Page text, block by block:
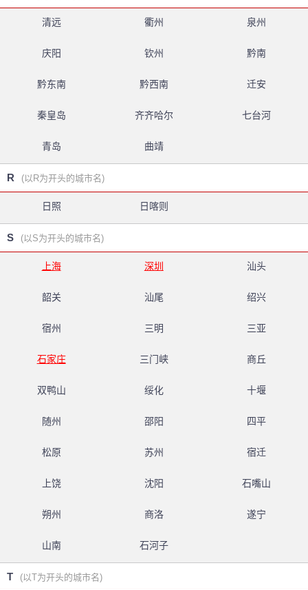
清远 衢州 泉州
庆阳 钦州 黔南
黔东南 黔西南 迁安
秦皇岛 齐齐哈尔 七台河
青岛 曲靖
R (以R为开头的城市名)
日照 日喀则
S (以S为开头的城市名)
上海 深圳 汕头
韶关 汕尾 绍兴
宿州 三明 三亚
石家庄 三门峡 商丘
双鸭山 绥化 十堰
随州 邵阳 四平
松原 苏州 宿迁
上饶 沈阳 石嘴山
朔州 商洛 遂宁
山南 石河子
T (以T为开头的城市名)